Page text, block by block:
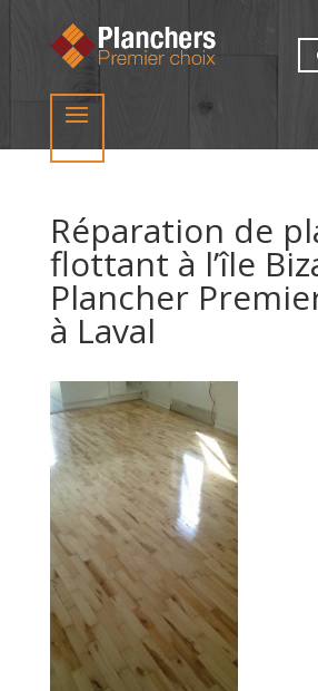
Réparation de
flottant à l’île
Plancher
à Laval